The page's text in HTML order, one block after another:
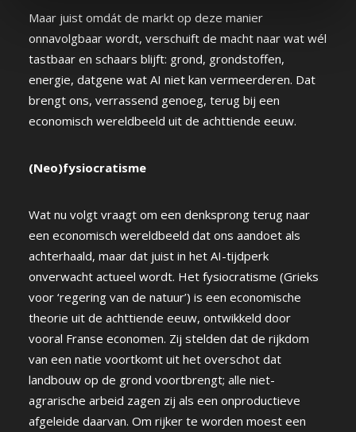
Maar juist omdát de markt op deze manier
onnavolgbaar wordt, verschuift de macht naar wat wél
tastbaar en schaars blijft: grond, grondstoffen,
energie, datgene wat AI niet kan vermeerderen. Dat
brengt ons, verrassend genoeg, terug bij een
economisch wereldbeeld uit de achttiende eeuw.
(Neo)fysiocratisme
Wat nu volgt vraagt om een denksprong terug naar
een economisch wereldbeeld dat ons aandoet als
achterhaald, maar dat juist in het AI-tijdperk
onverwacht actueel wordt. Het fysiocratisme (Grieks
voor ‘regering van de natuur’) is een economische
theorie uit de achttiende eeuw, ontwikkeld door
vooral Franse economen. Zij stelden dat de rijkdom
van een natie voortkomt uit het overschot dat
landbouw op de grond voortbrengt; alle niet-
agrarische arbeid zagen zij als een onproductieve
afgeleide daarvan. Om rijker te worden moest een